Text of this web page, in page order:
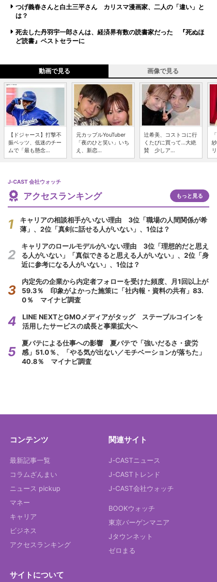
つげ義春さんと白土三平さん カリスマ漫画家、二人の「違い」と
は？
死去した丹羽宇一郎さんは、経済界有数の読書家だった 『死ぬほ
ど読書』ベストセラーに
動画で見る 画像で見る
【ドジャース】打撃不
振ベッツ、低迷のチー
ムで「最も懸念...
元カップルYouTuber
「夜のひと笑い」いち
え、新恋...
辻希美、コストコに行
くたびに買って...大絶
賛 少しア...
J-CAST 会社ウォッチ
アクセスランキング もっと見る
キャリアの相談相手がいない理由 3位「職場の人間関係が希
薄」、2位「真剣に話せる人がいない」、1位は？
キャリアのロールモデルがいない理由 3位「理想的だと思え
る人がいない」「真似できると思える人がいない」、2位「身
近に参考になる人がいない」、1位は？
内定先の企業から内定者フォローを受けた頻度、月1回以上が
59.3％ 印象がよかった施策に「社内報・資料の共有」83.
0％ マイナビ調査
LINE NEXTとGMOメディアがタッグ ステーブルコインを
活用したサービスの成長と事業拡大へ
夏バテによる仕事への影響 夏バテで「強いだるさ・疲労
感」51.0％、「やる気が出ない／モチベーションが落ちた」
40.8％ マイナビ調査
コンテンツ
最新記事一覧
コラムざんまい
ニュース pickup
マネー
キャリア
ビジネス
アクセスランキング
関連サイト
J-CASTニュース
J-CASTトレンド
J-CAST会社ウォッチ
BOOKウォッチ
東京バーゲンマニア
Jタウンネット
ゼロまる
サイトについて